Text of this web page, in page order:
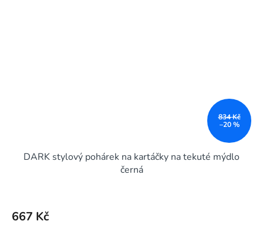
834 Kč
–20 %
DARK stylový pohárek na kartáčky na tekuté mýdlo
černá
667 Kč